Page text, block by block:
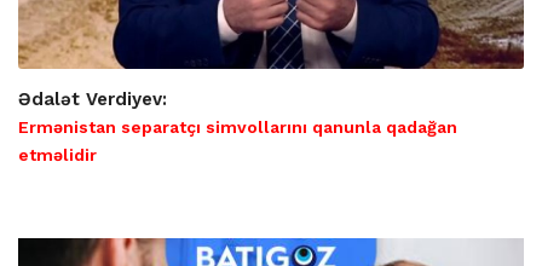
Ədalət Verdiyev:
Ermənistan separatçı simvollarını qanunla qadağan
etməlidir